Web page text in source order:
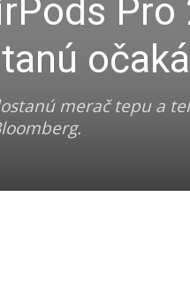
Pro
merač tepu a